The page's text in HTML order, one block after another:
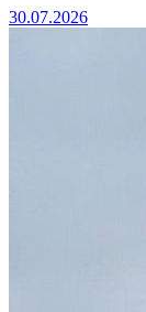
30.07.2026